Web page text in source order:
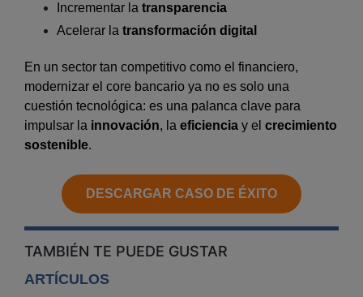
Incrementar la transparencia
Acelerar la transformación digital
En un sector tan competitivo como el financiero,
modernizar el core bancario ya no es solo una
cuestión tecnológica: es una palanca clave para
impulsar la innovación, la eficiencia y el crecimiento
sostenible.
DESCARGAR CASO DE ÉXITO
TAMBIÉN TE PUEDE GUSTAR
ARTÍCULOS